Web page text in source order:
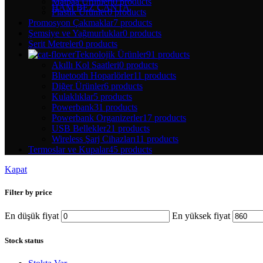
HAM BEZ ÇANTA
Plastik Ürünler0 products
Promosyon Çakmaklar7 products
Şemsiye ve Yağmurluklar0 products
Şerit Metreler0 products
Teknolojik Ürünler91 products
Akıllı Kol Saatleri0 products
Bluetooth Hoparlörler11 products
Diğer Ürünler6 products
Kulaklıklar5 products
Powerbank31 products
Powerbank Organizerler17 products
USB Bellekler21 products
Wireless Şarj Cihazları11 products
Termoslar ve Kupalar45 products
Kapat
Filter by price
En düşük fiyat En yüksek fiyat
Stock status